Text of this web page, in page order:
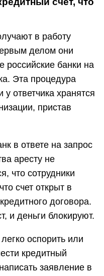
в работу
делом они
российские банки на
Эта процедура
ответчика хранятся
пристав
в ответе на запрос
аресту не
что сотрудники
счет открыт в
договора.
и деньги блокируют.
оспорить или
кредитный
заявление в